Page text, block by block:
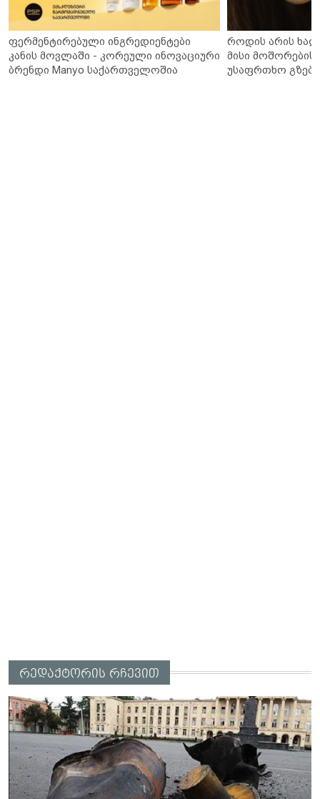
ფერმენტირებული ინგრედიენტები
კანის მოვლაში - კორეული ინოვაციური
ბრენდი Manyo საქართველოშია
როდის არის
მისი მოშორების
უსაფრთხო გზები
რედაქტორის რჩევით